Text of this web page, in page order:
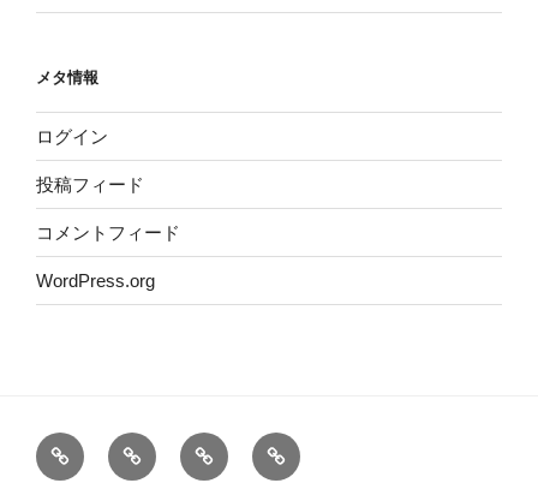
メタ情報
ログイン
投稿フィード
コメントフィード
WordPress.org
ホ
ー
運
営
サ
イ
プ
ラ